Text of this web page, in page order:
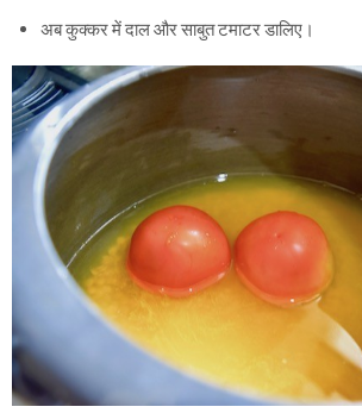
अब कुक्कर में दाल और साबुत टमाटर डालिए।